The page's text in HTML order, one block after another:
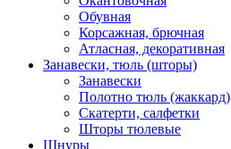
Обувная
Корсажная, брючная
Атласная, декоративная
Занавески, тюль (шторы)
Занавески
Полотно тюль (жаккард)
Скатерти, салфетки
Шторы тюлевые
Шнуры